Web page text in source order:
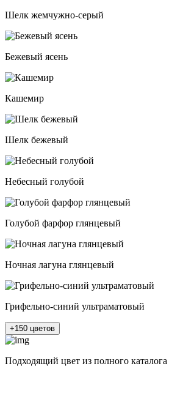
Шелк жемчужно-серый
Бежевый ясень
Кашемир
Шелк бежевый
Небесный голубой
Голубой фарфор глянцевый
Ночная лагуна глянцевый
Грифельно-синий ультраматовый
+150 цветов
Подходящий цвет из полного каталога